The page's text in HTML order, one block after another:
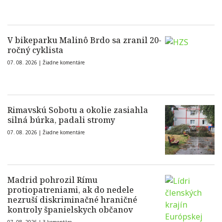
V bikeparku Malinô Brdo sa zranil 20-
ročný cyklista
07. 08. 2026 | Žiadne komentáre
Rimavskú Sobotu a okolie zasiahla
silná búrka, padali stromy
07. 08. 2026 | Žiadne komentáre
Madrid pohrozil Rímu
protiopatreniami, ak do nedele
nezruší diskriminačné hraničné
kontroly španielskych občanov